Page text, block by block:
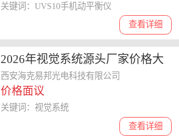
查看详细
关键词：UVS10手机动平衡仪
2026年视觉系统源头厂家价格大
揭秘，直接供货性价比高
西安海克易邦光电科技有限公司
价格面议
查看详细
关键词：视觉系统